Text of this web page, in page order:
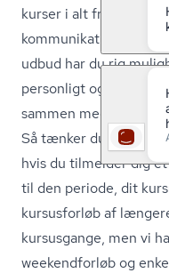
kurser i alt fra
kommunikation
og
udbud har du rig
personligt og
sammen med andre
Så tænker du måske,
hvis du tilmelder dig
til den periode, dit
kursusforløb af
kursusgange, men vi
weekendforløb og